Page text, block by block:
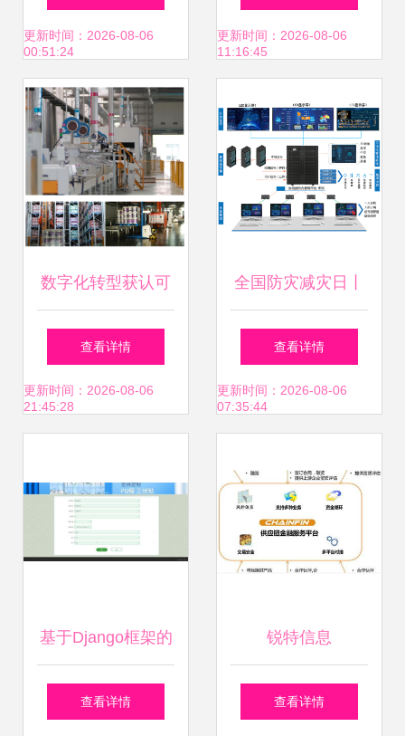
造未来
更新时间：2026-08-06
00:51:24
造运营管理 mom
mom系统的集成与
协同 企业实施
更新时间：2026-08-06
11:16:45
数字化转型获认可
芜湖东方雨虹被评
为2024年安徽省智
查看详情
更新时间：2026-08-06
21:45:28
全国防灾减灾日丨
联建光电智慧人防
显示方案 筑牢安全
息系统集成新篇章
查看详情
更新时间：2026-08-06
07:35:44
基于Django框架的
医院医患互动信息
查看详情
锐特信息
SinoServices 赋能
查看详情